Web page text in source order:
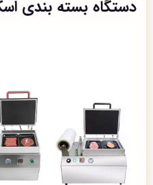
دستگاه بسته بندی